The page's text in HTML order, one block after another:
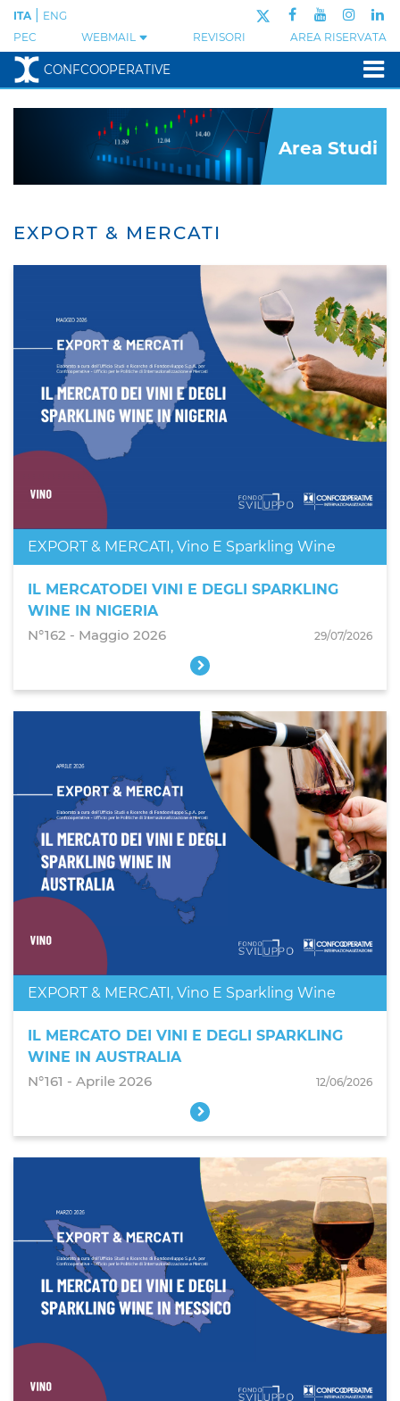
PEC WEBMAIL REVISORI AREA RISERVATA
ITA ENG
CONFCOOPERATIVE
Area Studi
EXPORT & MERCATI
EXPORT & MERCATI, Vino E Sparkling Wine
IL MERCATODEI VINI E DEGLI SPARKLING
WINE IN NIGERIA
N°162 - Maggio 2026
29/07/2026
EXPORT & MERCATI, Vino E Sparkling Wine
IL MERCATO DEI VINI E DEGLI SPARKLING
WINE IN AUSTRALIA
N°161 - Aprile 2026
12/06/2026